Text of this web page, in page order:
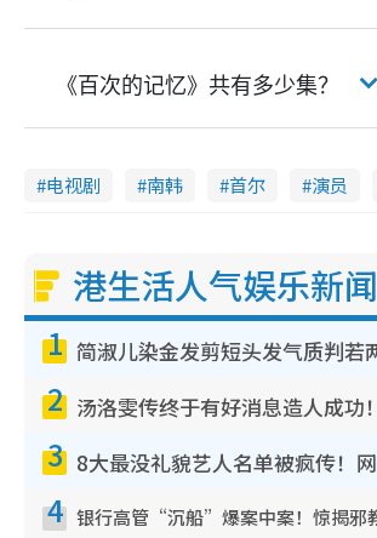
《百次的记忆》共有多少集？
电视剧 南韩 首尔 演员
港生活人气娱乐新闻
1
2
3
4